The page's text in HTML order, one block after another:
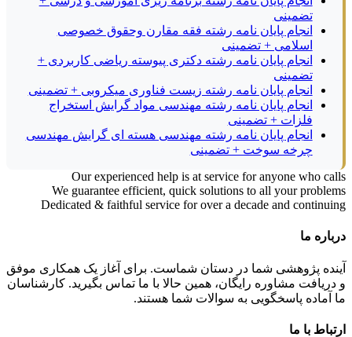
تضمینی
انجام پایان نامه رشته فقه مقارن وحقوق خصوصی
اسلامی + تضمینی
انجام پایان نامه رشته دکتری پیوسته ریاضی کاربردی +
تضمینی
انجام پایان نامه رشته زیست فناوری میکروبی + تضمینی
انجام پایان نامه رشته مهندسی مواد گرایش استخراج
فلزات + تضمینی
انجام پایان نامه رشته مهندسی هسته ای گرایش مهندسی
چرخه سوخت + تضمینی
Our experienced help is at service for anyone who calls
We guarantee efficient, quick solutions to all your problems
Dedicated & faithful service for over a decade and continuing
درباره ما
آینده پژوهشی شما در دستان شماست. برای آغاز یک همکاری موفق
و دریافت مشاوره رایگان، همین حالا با ما تماس بگیرید. کارشناسان
ما آماده پاسخگویی به سوالات شما هستند.
ارتباط با ما